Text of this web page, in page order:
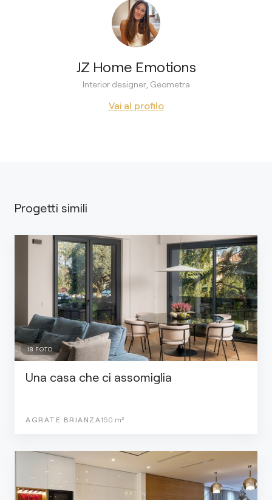
JZ Home Emotions
Interior designer, Geometra
Vai al profilo
Progetti simili
18 FOTO
Una casa che ci assomiglia
AGRATE BRIANZA150 m²